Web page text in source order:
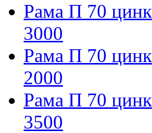
Рама П 70 цинк
3000
Рама П 70 цинк
2000
Рама П 70 цинк
3500